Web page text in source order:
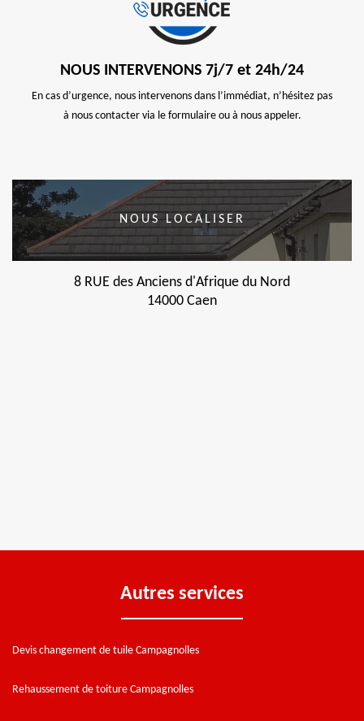
NOUS INTERVENONS 7j/7 et 24h/24
En cas d’urgence, nous intervenons dans l’immédiat, n’hésitez pas
à nous contacter via le formulaire ou à nous appeler.
NOUS LOCALISER
8 RUE des Anciens d'Afrique du Nord
14000 Caen
Autres services
Devis changement de tuile Campagnolles
Rehaussement de toiture Campagnolles